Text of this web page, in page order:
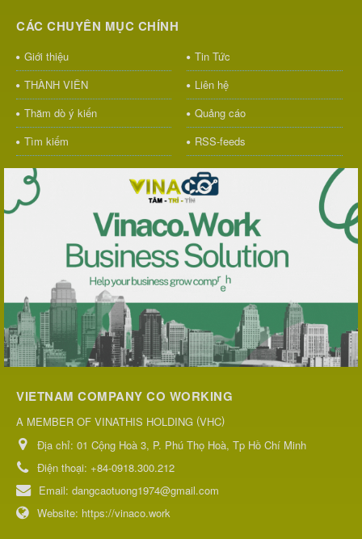
CÁC CHUYÊN MỤC CHÍNH
Giới thiệu
Tin Tức
THÀNH VIÊN
Liên hệ
Thăm dò ý kiến
Quảng cáo
Tìm kiếm
RSS-feeds
VIETNAM COMPANY CO WORKING
A MEMBER OF VINATHIS HOLDING (VHC)
Địa chỉ: 01 Cộng Hoà 3, P. Phú Thọ Hoà, Tp Hồ Chí Minh
Điện thoại: +84-0918.300.212
Email: dangcaotuong1974@gmail.com
Website: https://vinaco.work